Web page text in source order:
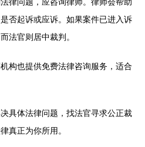
否起诉或应诉。如果案件已进入诉
法官则居中裁判。
构也提供免费法律咨询服务，适合
具体法律问题，找法官寻求公正裁
真正为你所用。